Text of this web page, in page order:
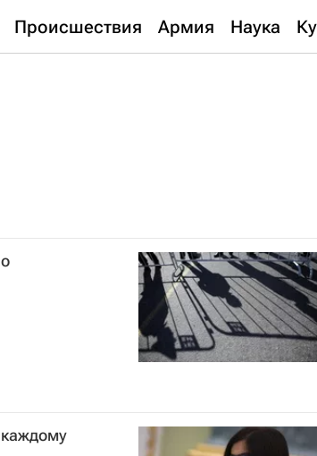
Происшествия Армия Наука